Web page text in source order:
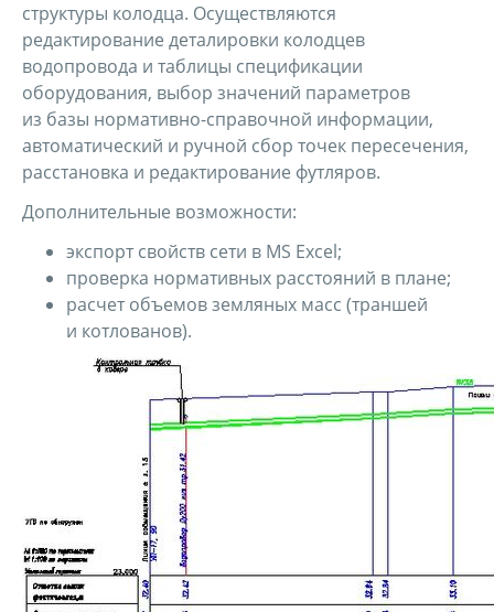
структуры колодца. Осуществляются
редактирование деталировки колодцев
водопровода и таблицы спецификации
оборудования, выбор значений параметров
из базы нормативно-справочной информации,
автоматический и ручной сбор точек пересечения,
расстановка и редактирование футляров.
Дополнительные возможности:
экспорт свойств сети в MS Excel;
проверка нормативных расстояний в плане;
расчет объемов земляных масс (траншей
и котлованов).